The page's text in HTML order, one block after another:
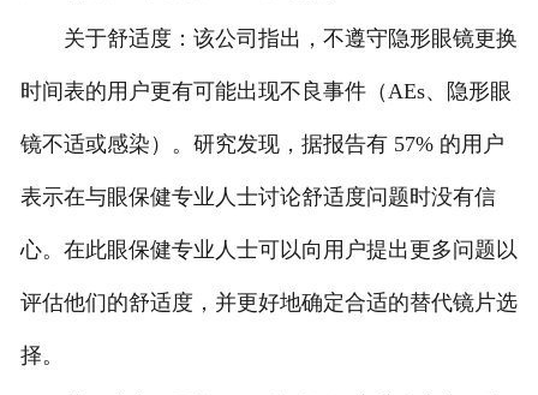
关于舒适度：该公司指出，不遵守隐形眼镜更换
时间表的用户更有可能出现不良事件（AEs、隐形眼
镜不适或感染）。研究发现，据报告有 57% 的用户
表示在与眼保健专业人士讨论舒适度问题时没有信
心。在此眼保健专业人士可以向用户提出更多问题以
评估他们的舒适度，并更好地确定合适的替代镜片选
择。